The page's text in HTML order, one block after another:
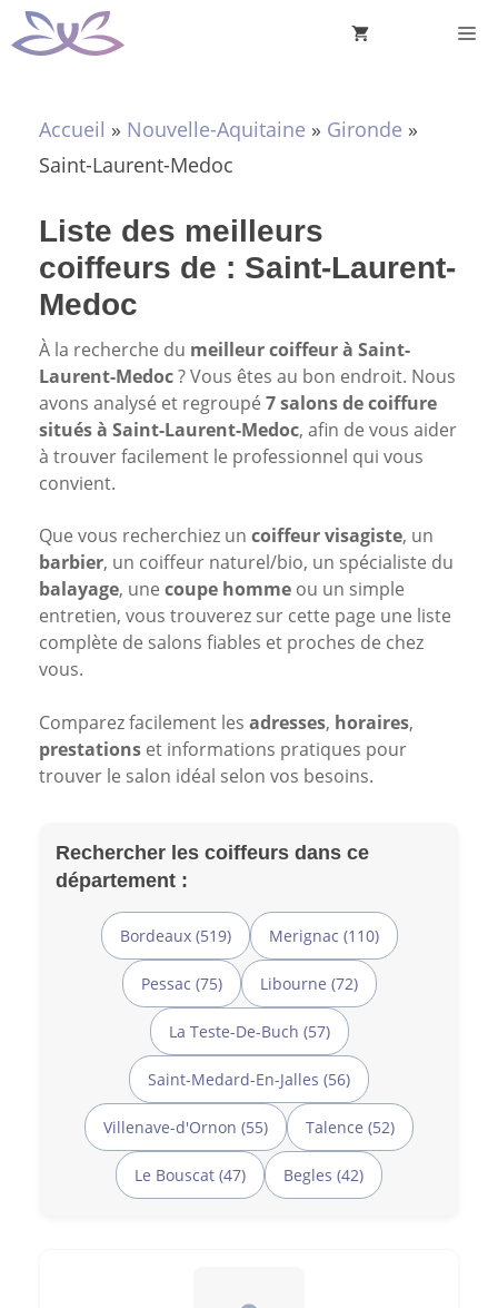
Aller
au
Accueil » Nouvelle-Aquitaine » Gironde »
Saint-Laurent-Medoc
Liste des meilleurs
coiffeurs de : Saint-Laurent-
Medoc
À la recherche du meilleur coiffeur à Saint-
Laurent-Medoc? Vous êtes au bon endroit. Nous
avons analysé et regroupé 7 salons de coiffure
situés à Saint-Laurent-Medoc, afin de vous aider
à trouver facilement le professionnel qui vous
convient.
Que vous recherchiez un coiffeur visagiste, un
barbier, un coiffeur naturel/bio, un spécialiste du
balayage, une coupe homme ou un simple
entretien, vous trouverez sur cette page une liste
complète de salons fiables et proches de chez
vous.
Comparez facilement les adresses, horaires,
prestations et informations pratiques pour
trouver le salon idéal selon vos besoins.
Rechercher les coiffeurs dans ce
département :
Bordeaux (519) Merignac (110)
Pessac (75) Libourne (72)
La Teste-De-Buch (57)
Saint-Medard-En-Jalles (56)
Villenave-d'Ornon (55) Talence (52)
Le Bouscat (47) Begles (42)